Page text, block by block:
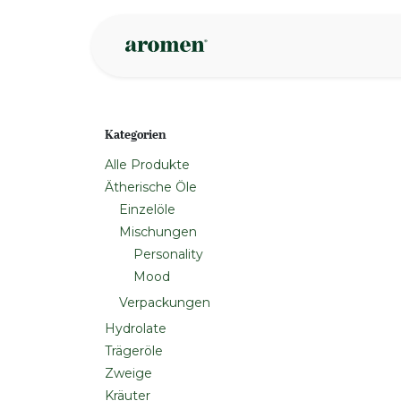
Kategorien
Alle Produkte
Ätherische Öle
Einzelöle
Mischungen
Personality
Mood
Verpackungen
Hydrolate
Trägeröle
Zweige
Kräuter